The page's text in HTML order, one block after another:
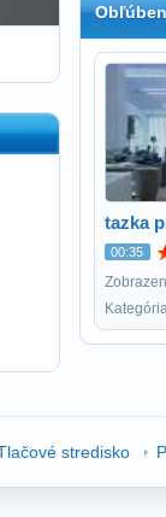
tazka
00:35
stredisko